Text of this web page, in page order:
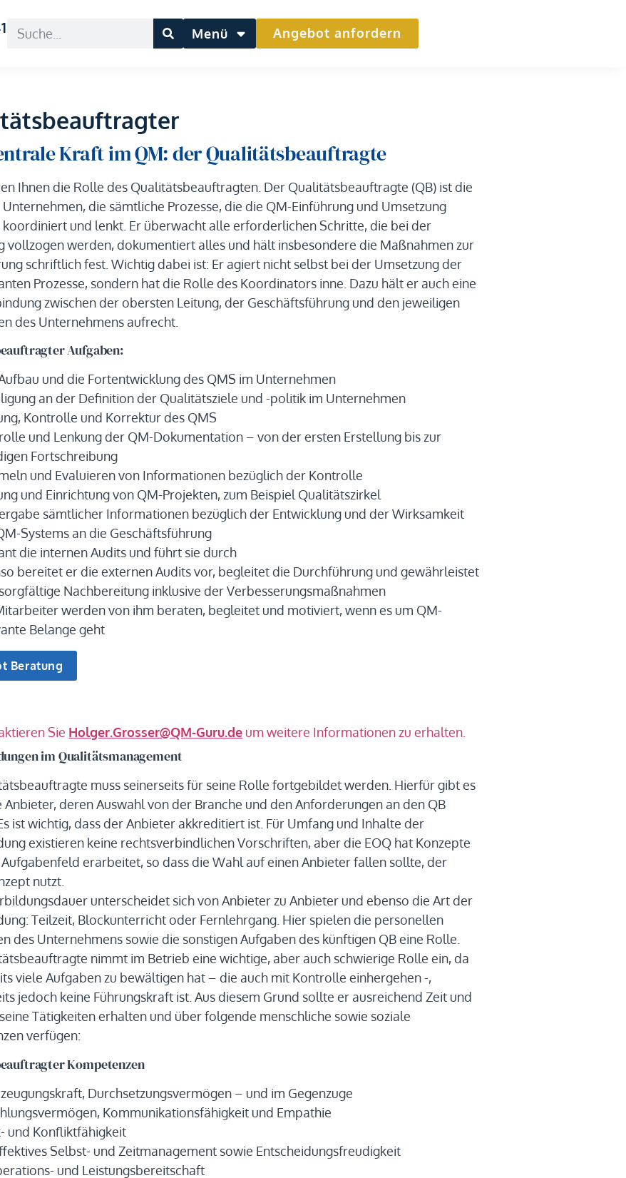
Angebot anfordern
Menü
Kraft im QM: der Qualitätsbeauftragte
Ihnen die Rolle des Qualitätsbeauftragten. Der Qualitätsbeauftragte (QB) ist die
Unternehmen, die sämtliche Prozesse, die die QM-Einführung und Umsetzung
und lenkt. Er überwacht alle erforderlichen Schritte, die bei der
vollzogen werden, dokumentiert alles und hält insbesondere die Maßnahmen zur
schriftlich fest. Wichtig dabei ist: Er agiert nicht selbst bei der Umsetzung der
Prozesse, sondern hat die Rolle des Koordinators inne. Dazu hält er auch eine
zwischen der obersten Leitung, der Geschäftsführung und den jeweiligen
des Unternehmens aufrecht.
Aufgaben:
und die Fortentwicklung des QMS im Unternehmen
an der Definition der Qualitätsziele und -politik im Unternehmen
Kontrolle und Korrektur des QMS
und Lenkung der QM-Dokumentation – von der ersten Erstellung bis zur
Fortschreibung
und Evaluieren von Informationen bezüglich der Kontrolle
und Einrichtung von QM-Projekten, zum Beispiel Qualitätszirkel
sämtlicher Informationen bezüglich der Entwicklung und der Wirksamkeit
Systems an die Geschäftsführung
die internen Audits und führt sie durch
bereitet er die externen Audits vor, begleitet die Durchführung und gewährleistet
Nachbereitung inklusive der Verbesserungsmaßnahmen
werden von ihm beraten, begleitet und motiviert, wenn es um QM-
Belange geht
Sie Holger.Grosser@QM-Guru.de um weitere Informationen zu erhalten.
im Qualitätsmanagement
muss seinerseits für seine Rolle fortgebildet werden. Hierfür gibt es
Anbieter, deren Auswahl von der Branche und den Anforderungen an den QB
ist wichtig, dass der Anbieter akkreditiert ist. Für Umfang und Inhalte der
existieren keine rechtsverbindlichen Vorschriften, aber die EOQ hat Konzepte
erarbeitet, so dass die Wahl auf einen Anbieter fallen sollte, der
nutzt.
unterscheidet sich von Anbieter zu Anbieter und ebenso die Art der
Teilzeit, Blockunterricht oder Fernlehrgang. Hier spielen die personellen
des Unternehmens sowie die sonstigen Aufgaben des künftigen QB eine Rolle.
nimmt im Betrieb eine wichtige, aber auch schwierige Rolle ein, da
viele Aufgaben zu bewältigen hat – die auch mit Kontrolle einhergehen -,
jedoch keine Führungskraft ist. Aus diesem Grund sollte er ausreichend Zeit und
Tätigkeiten erhalten und über folgende menschliche sowie soziale
verfügen:
Kompetenzen
Durchsetzungsvermögen – und im Gegenzuge
Kommunikationsfähigkeit und Empathie
und Konfliktfähigkeit
Selbst- und Zeitmanagement sowie Entscheidungsfreudigkeit
und Leistungsbereitschaft